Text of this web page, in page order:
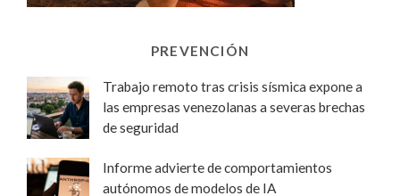
PREVENCIÓN
Trabajo remoto tras crisis sísmica expone a
las empresas venezolanas a severas brechas
de seguridad
Informe advierte de comportamientos
autónomos de modelos de IA